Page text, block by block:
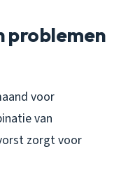
problemen
voor
van
zorgt voor